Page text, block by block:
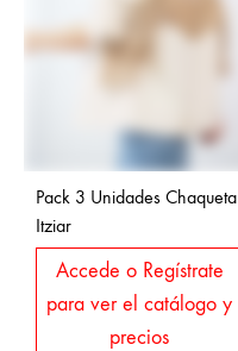
Pack 3 Unidades Chaqueta
Itziar
Accede o Regístrate
para ver el catálogo y
precios